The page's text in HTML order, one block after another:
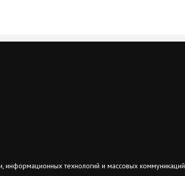
технологий и массовых коммуникаций